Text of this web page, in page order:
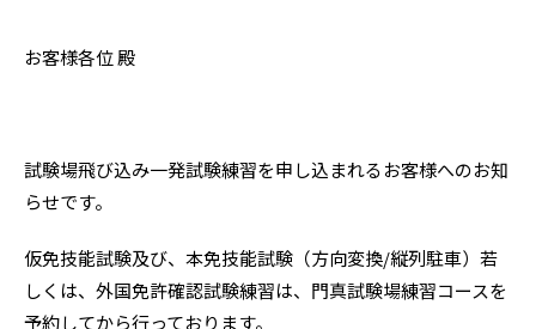
お客様各位 殿
試験場飛び込み一発試験練習を申し込まれるお客様へのお知
らせです。
仮免技能試験及び、本免技能試験（方向変換/縦列駐車）若
しくは、外国免許確認試験練習は、門真試験場練習コースを
予約してから行っております。